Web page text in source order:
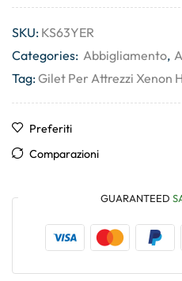
SKU: KS63YER
Categories: Abbigliamento,
Tag:Gilet Per Attrezzi Xenon
Preferiti
Comparazioni
GUARANTEED